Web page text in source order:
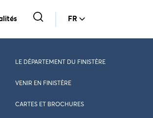
FR
LE DÉPARTEMENT DU FINISTÈRE
VENIR EN FINISTÈRE
CARTES ET BROCHURES